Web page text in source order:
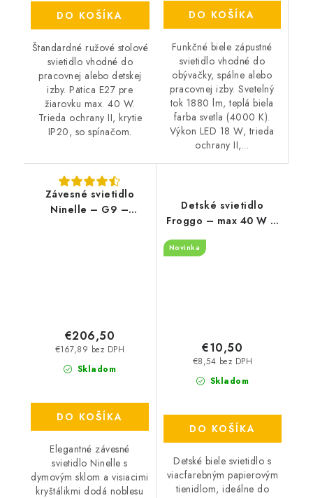
DO KOŠÍKA
Štandardné ružové stolové
svietidlo vhodné do
pracovnej alebo detskej
izby. Pätica E27 pre
žiarovku max. 40 W.
Trieda ochrany II, krytie
IP20, so spínačom.
DO KOŠÍKA
Funkčné biele zápustné
svietidlo vhodné do
obývačky, spálne alebo
pracovnej izby. Svetelný
tok 1880 lm, teplá biela
farba svetla (4000 K).
Výkon LED 18 W, trieda
ochrany II,...
Závesné svietidlo
Ninelle – G9 –
Skladom
€167,89 bez DPH
€206,50
DO KOŠÍKA
Elegantné závesné
svietidlo Ninelle s
dymovým sklom a visiacimi
kryštálikmi dodá noblesu
Detské svietidlo
Froggo – max 40 W –
Novinka
Skladom
€8,54 bez DPH
€10,50
DO KOŠÍKA
Detské biele svietidlo s
viacfarebným papierovým
tienidlom, ideálne do